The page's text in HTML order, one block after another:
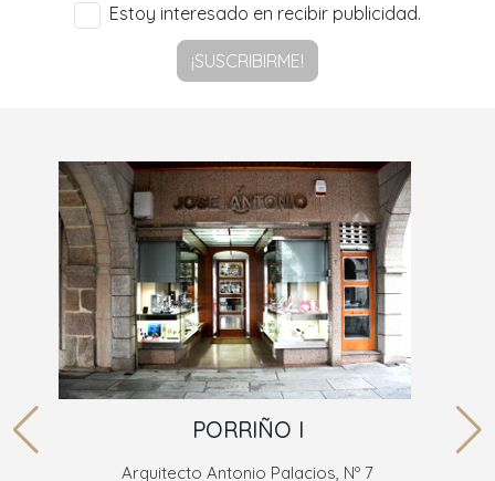
Estoy interesado en recibir publicidad.
¡SUSCRIBIRME!
PORRIÑO I
Arquitecto Antonio Palacios, Nº 7